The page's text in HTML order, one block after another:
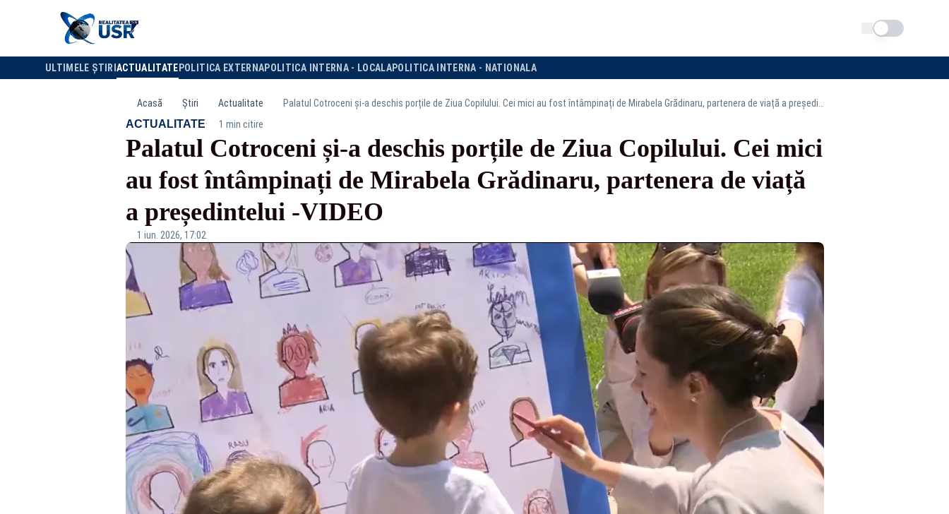
Schimba tema
ULTIMELE ȘTIRI ACTUALITATE POLITICA EXTERNAPOLITICA INTERNA - LOCALAPOLITICA INTERNA - NATIONALA
Acasă Știri Actualitate
ACTUALITATE· 1 min citire
Palatul Cotroceni și-a deschis porțile de Ziua Copilului. Cei mici
au fost întâmpinați de Mirabela Grădinaru, partenera de viață
a președintelui -VIDEO
1 iun. 2026, 17:02